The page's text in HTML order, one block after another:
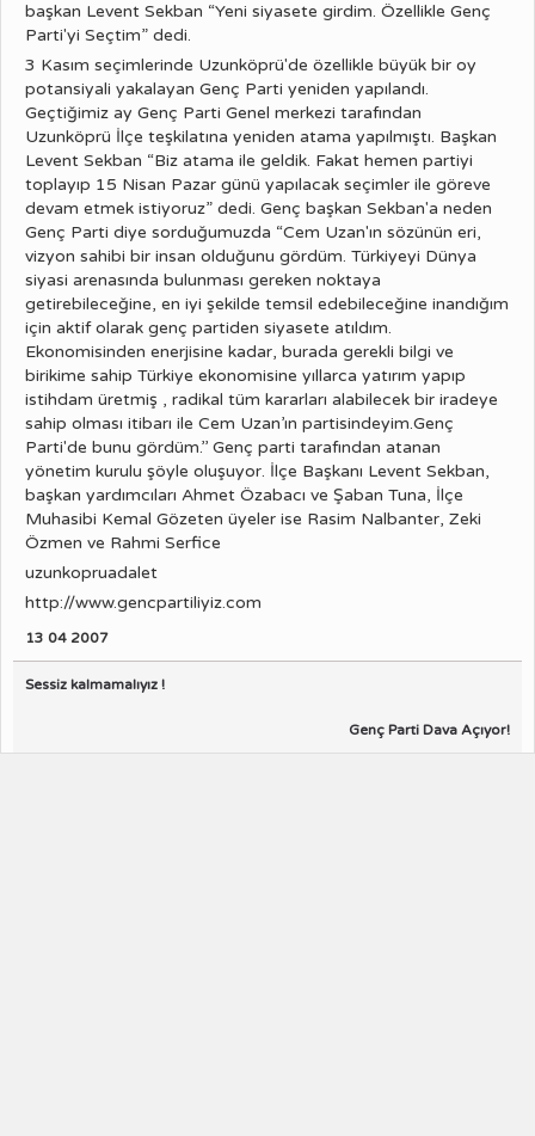
başkan Levent Sekban “Yeni siyasete girdim. Özellikle Genç
Parti'yi Seçtim” dedi.
3 Kasım seçimlerinde Uzunköprü'de özellikle büyük bir oy
potansiyali yakalayan Genç Parti yeniden yapılandı.
Geçtiğimiz ay Genç Parti Genel merkezi tarafından
Uzunköprü İlçe teşkilatına yeniden atama yapılmıştı. Başkan
Levent Sekban “Biz atama ile geldik. Fakat hemen partiyi
toplayıp 15 Nisan Pazar günü yapılacak seçimler ile göreve
devam etmek istiyoruz” dedi. Genç başkan Sekban'a neden
Genç Parti diye sorduğumuzda “Cem Uzan'ın sözünün eri,
vizyon sahibi bir insan olduğunu gördüm. Türkiyeyi Dünya
siyasi arenasında bulunması gereken noktaya
getirebileceğine, en iyi şekilde temsil edebileceğine inandığım
için aktif olarak genç partiden siyasete atıldım.
Ekonomisinden enerjisine kadar, burada gerekli bilgi ve
birikime sahip Türkiye ekonomisine yıllarca yatırım yapıp
istihdam üretmiş , radikal tüm kararları alabilecek bir iradeye
sahip olması itibarı ile Cem Uzan’ın partisindeyim.Genç
Parti'de bunu gördüm.’’ Genç parti tarafından atanan
yönetim kurulu şöyle oluşuyor. İlçe Başkanı Levent Sekban,
başkan yardımcıları Ahmet Özabacı ve Şaban Tuna, İlçe
Muhasibi Kemal Gözeten üyeler ise Rasim Nalbanter, Zeki
Özmen ve Rahmi Serfice
uzunkopruadalet
http://www.gencpartiliyiz.com
13 04 2007
Sessiz kalmamalıyız !
Genç Parti Dava Açıyor!